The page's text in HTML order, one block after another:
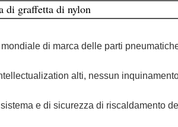
di graffetta di nylon
di marca delle parti
alti, nessun
e di sicurezza di riscaldamento